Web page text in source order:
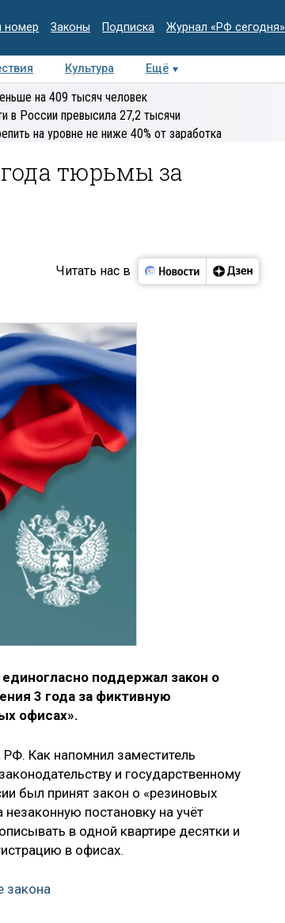
номер Законы Подписка Журнал «РФ сегодня»
Культура Ещё
Интервью Колумнисты
на 409 тысяч человек
в России превысила 27,2 тысячи
на уровне не ниже 40% от заработка
тюрьмы за
Читать нас в
поддержал закон о
3 года за фиктивную
офисах».
Как напомнил заместитель
и государственному
был принят закон о «резиновых
незаконную постановку на учёт
в одной квартире десятки и
в офисах.
закона